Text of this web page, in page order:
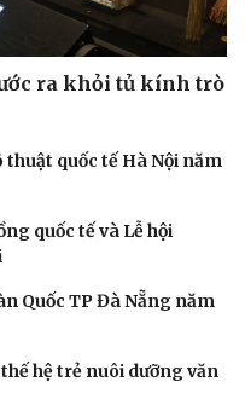
ra khỏi tủ kính trò
quốc tế Hà Nội năm
quốc tế và Lễ hội
Quốc TP Đà Nẵng năm
hệ trẻ nuôi dưỡng văn